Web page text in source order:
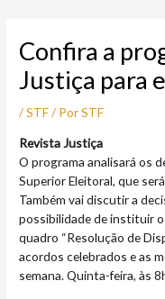
conteúdo
Confira a
Justiça para
/STF/ PorSTF
Revista Justiça
O programa analisará os
Superior Eleitoral, que
Também vai discutir a
possibilidade de instituir
quadro “Resolução de
acordos celebrados e as
semana. Quinta-feira, às